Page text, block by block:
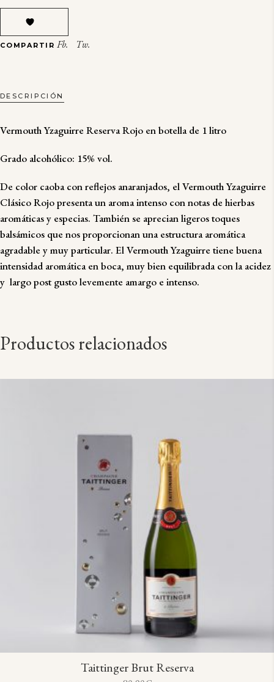
YZAGUIRRE
VERMOUTH
COMPARTIR Fb. Tw.
DESCRIPCIÓN
Vermouth Yzaguirre Reserva Rojo en botella de 1 litro
Grado alcohólico: 15% vol.
De color caoba con reflejos anaranjados, el Vermouth Yzaguirre
Clásico Rojo presenta un aroma intenso con notas de hierbas
aromáticas y especias. También se aprecian ligeros toques
balsámicos que nos proporcionan una estructura aromática
agradable y muy particular. El Vermouth Yzaguirre tiene buena
intensidad aromática en boca, muy bien equilibrada con la acidez
y largo post gusto levemente amargo e intenso.
Productos relacionados
Taittinger Brut Reserva